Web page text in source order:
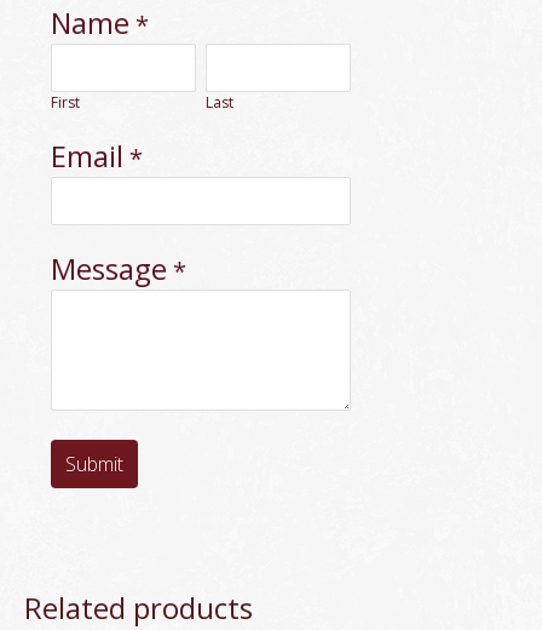
Name *
First Last
Email *
Message *
Submit
Related products